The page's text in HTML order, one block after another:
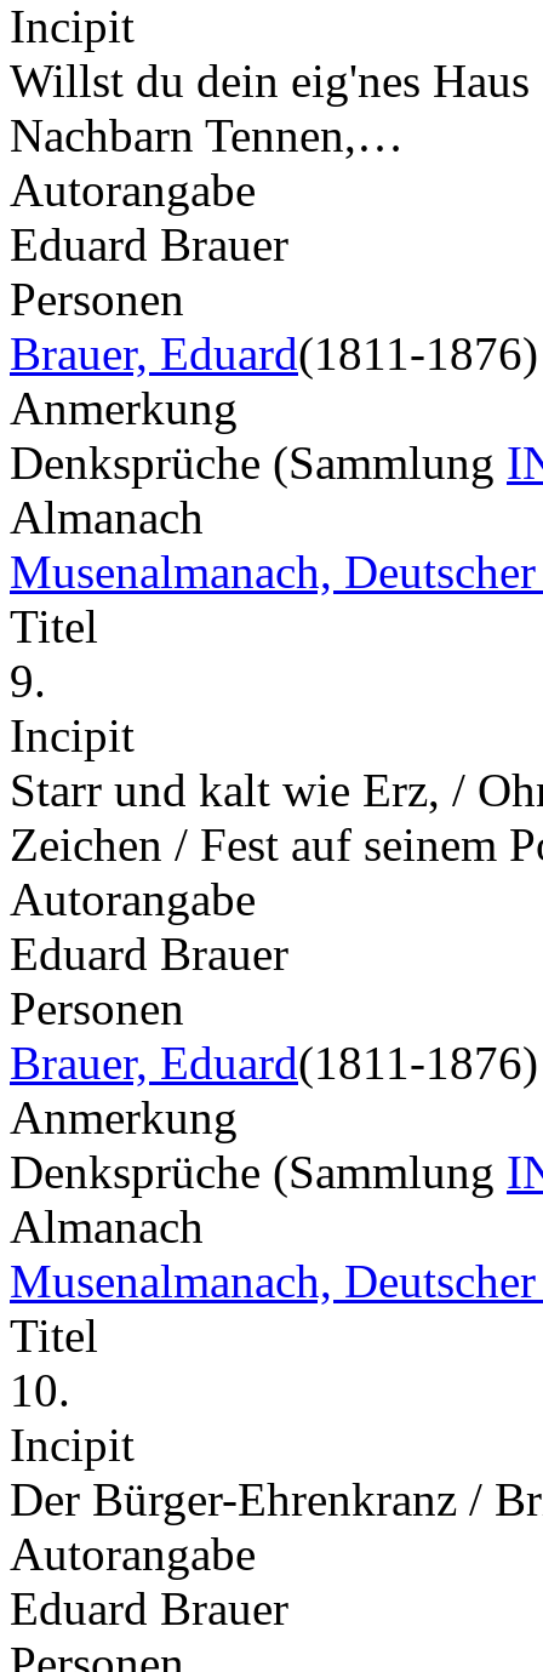
Incipit
Willst du dein eig'nes
Nachbarn Tennen,…
Autorangabe
Eduard Brauer
Personen
Brauer, Eduard(1811-1876)
Anmerkung
Denksprüche (Sammlung
Almanach
Musenalmanach,
Titel
9.
Incipit
Starr und kalt wie Erz, /
Zeichen / Fest auf seinem
Autorangabe
Eduard Brauer
Personen
Brauer, Eduard(1811-1876)
Anmerkung
Denksprüche (Sammlung
Almanach
Musenalmanach,
Titel
10.
Incipit
Der Bürger-Ehrenkranz /
Autorangabe
Eduard Brauer